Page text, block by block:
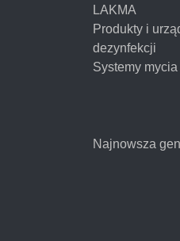
LAKMA
Produkty i
dezynfekcji
Systemy mycia
Najnowsza